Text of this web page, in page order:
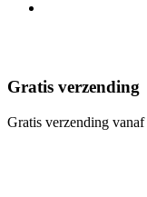
Gratis verzending
Gratis verzending